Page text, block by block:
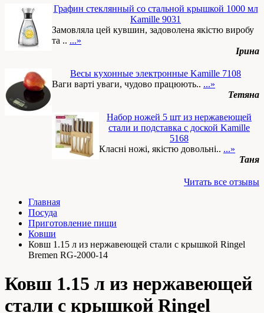
Графин стеклянный со стальной крышкой 1000 мл
Kamille 9031
Замовляла цей кувшин, задоволена якістю виробу
та .. ...»
Ірина
Весы кухонные электронные Kamille 7108
Ваги варті уваги, чудово працюють.. ...»
Тетяна
Набор ножей 5 шт из нержавеющей
стали и подставка с доской Kamille
5168
Класні ножі, якістю довольні.. ...»
Таня
Читать все отзывы
Главная
Посуда
Приготовление пищи
Ковши
Ковш 1.15 л из нержавеющей стали с крышкой Ringel
Bremen RG-2000-14
Ковш 1.15 л из нержавеющей
стали с крышкой Ringel